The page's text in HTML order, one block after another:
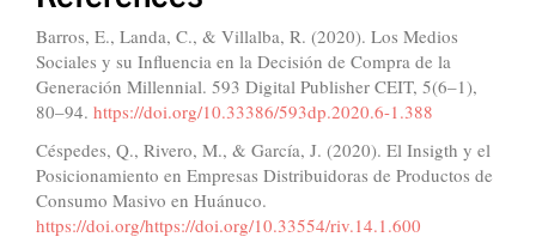
Barros, E., Landa, C., & Villalba, R. (2020). Los Medios
Sociales y su Influencia en la Decisión de Compra de la
Generación Millennial. 593 Digital Publisher CEIT, 5(6–1),
80–94. https://doi.org/10.33386/593dp.2020.6-1.388
Céspedes, Q., Rivero, M., & García, J. (2020). El Insigth y el
Posicionamiento en Empresas Distribuidoras de Productos de
Consumo Masivo en Huánuco.
https://doi.org/https://doi.org/10.33554/riv.14.1.600